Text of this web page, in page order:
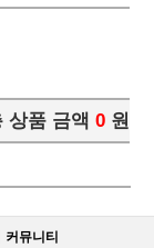
상품 금액 0 원
커뮤니티